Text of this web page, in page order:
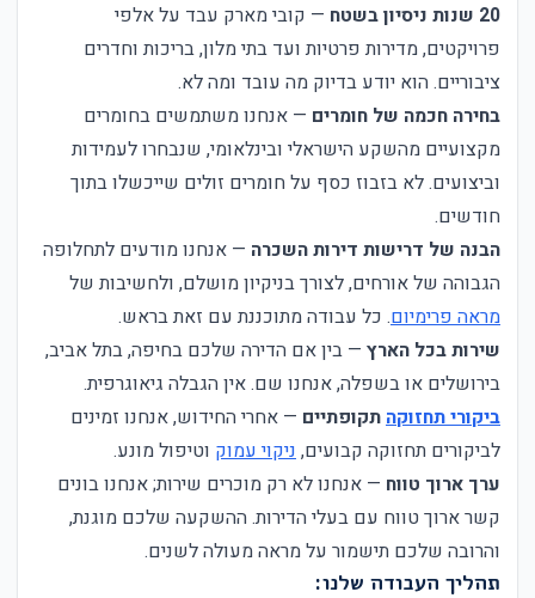
20 שנות ניסיון בשטח
— קובי מארק עבד על אלפי
פרויקטים, מדירות פרטיות ועד בתי מלון, בריכות וחדרים
ציבוריים. הוא יודע בדיוק מה עובד ומה לא.
בחירה חכמה של חומרים — אנחנו משתמשים בחומרים
מקצועיים מהשקע הישראלי ובינלאומי, שנבחרו לעמידות
וביצועים. לא בזבוז כסף על חומרים זולים שייכשלו בתוך
חודשים.
הבנה של דרישות דירות השכרה — אנחנו מודעים לתחלופה
הגבוהה של אורחים, לצורך בניקיון מושלם, ולחשיבות של
מראה פרימיום. כל עבודה מתוכננת עם זאת בראש.
שירות בכל הארץ — בין אם הדירה שלכם בחיפה, בתל אביב,
בירושלים או בשפלה, אנחנו שם. אין הגבלה גיאוגרפית.
ביקורי תחזוקהתקופתיים — אחרי החידוש, אנחנו זמינים
לביקורים תחזוקה קבועים,ניקוי עמוק וטיפול מונע.
ערך ארוך טווח — אנחנו לא רק מוכרים שירות; אנחנו בונים
קשר ארוך טווח עם בעלי הדירות. ההשקעה שלכם מוגנת,
והרובה שלכם תישמור על מראה מעולה לשנים.
תהליך העבודה שלנו: